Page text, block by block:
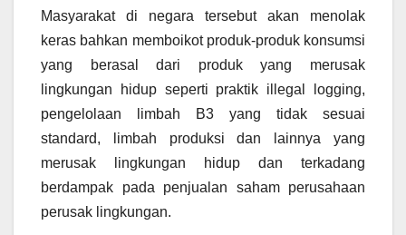
Masyarakat di negara tersebut akan menolak
keras bahkan memboikot produk-produk konsumsi
yang berasal dari produk yang merusak
lingkungan hidup seperti praktik illegal logging,
pengelolaan limbah B3 yang tidak sesuai
standard, limbah produksi dan lainnya yang
merusak lingkungan hidup dan terkadang
berdampak pada penjualan saham perusahaan
perusak lingkungan.